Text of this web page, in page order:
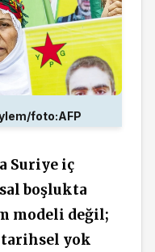
foto:AFP
Suriye iç
boşlukta
modeli değil;
tarihsel yok